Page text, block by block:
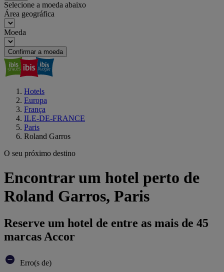
Selecione a moeda abaixo
Área geográfica
Moeda
Confirmar a moeda
Hotels
Europa
França
ILE-DE-FRANCE
Paris
Roland Garros
O seu próximo destino
Encontrar um hotel perto de
Roland Garros, Paris
Reserve um hotel de entre as mais de 45
marcas Accor
Erro(s de)